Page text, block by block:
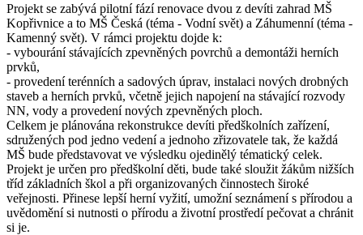
Projekt se zabývá pilotní fází renovace dvou z devíti zahrad MŠ
Kopřivnice a to MŠ Česká (téma - Vodní svět) a Záhumenní (téma -
Kamenný svět). V rámci projektu dojde k:
- vybourání stávajících zpevněných povrchů a demontáži herních
prvků,
- provedení terénních a sadových úprav, instalaci nových drobných
staveb a herních prvků, včetně jejich napojení na stávající rozvody
NN, vody a provedení nových zpevněných ploch.
Celkem je plánována rekonstrukce devíti předškolních zařízení,
sdružených pod jedno vedení a jednoho zřizovatele tak, že každá
MŠ bude představovat ve výsledku ojedinělý tématický celek.
Projekt je určen pro předškolní děti, bude také sloužit žákům nižších
tříd základních škol a při organizovaných činnostech široké
veřejnosti. Přinese lepší herní vyžití, umožní seznámení s přírodou a
uvědomění si nutnosti o přírodu a životní prostředí pečovat a chránit
si je.